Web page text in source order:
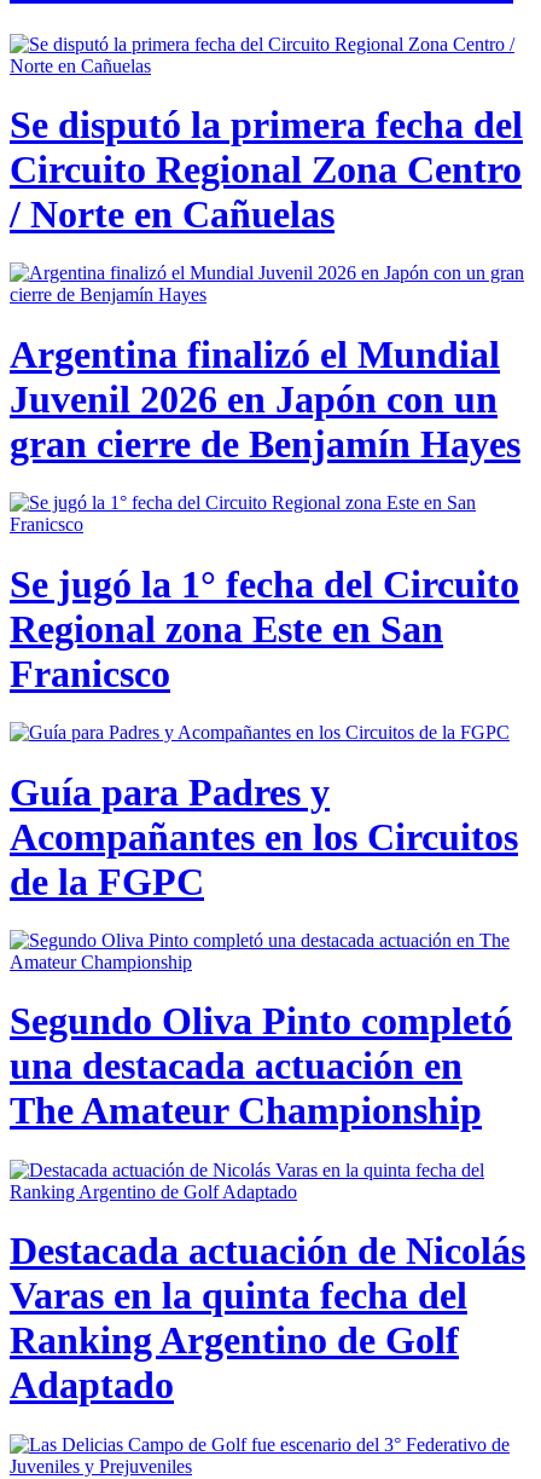
Se disputó la primera fecha del
Circuito Regional Zona Centro
/ Norte en Cañuelas
Argentina finalizó el Mundial
Juvenil 2026 en Japón con un
gran cierre de Benjamín Hayes
Se jugó la 1° fecha del Circuito
Regional zona Este en San
Franicsco
Guía para Padres y
Acompañantes en los Circuitos
de la FGPC
Segundo Oliva Pinto completó
una destacada actuación en
The Amateur Championship
Destacada actuación de Nicolás
Varas en la quinta fecha del
Ranking Argentino de Golf
Adaptado